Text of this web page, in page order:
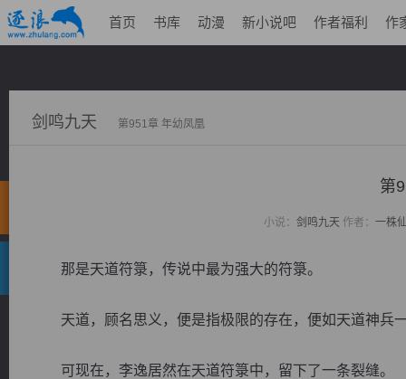
首页 书库 动漫 新小说吧 作者福利 作
剑鸣九天 第951章 年幼凤凰
第
小说： 剑鸣九天 作者： 一株
那是天道符箓，传说中最为强大的符箓。
天道，顾名思义，便是指极限的存在，便如天道神兵
可现在，李逸居然在天道符箓中，留下了一条裂缝。